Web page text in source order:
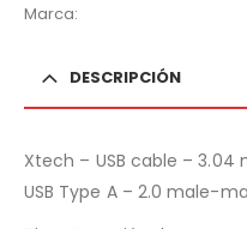
Marca:
DESCRIPCIÓN
Xtech – USB cable – 3.04
USB Type A – 2.0 male-